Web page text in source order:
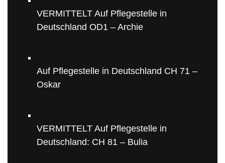
VERMITTELT Auf Pflegestelle in
Deutschland OD1 – Archie
Auf Pflegestelle in Deutschland CH 71 –
Oskar
VERMITTELT Auf Pflegestelle in
Deutschland: CH 81 – Bulia